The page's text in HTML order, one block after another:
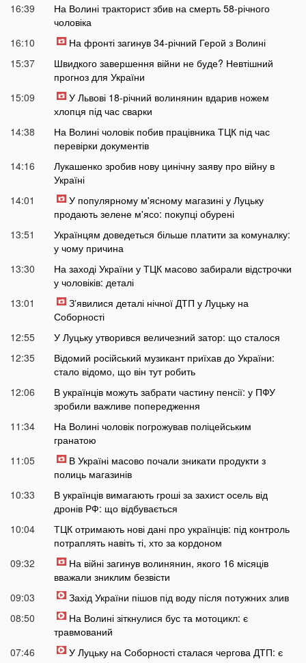
16:39
На Волині тракторист збив на смерть 58-річного
чоловіка
16:10
На фронті загинув 34-річний Герой з Волині
15:37
Швидкого завершення війни не буде? Невтішний
прогноз для України
15:09
У Львові 18-річний волинянин вдарив ножем
хлопця під час сварки
14:38
На Волині чоловік побив працівника ТЦК під час
перевірки документів
14:16
Лукашенко зробив нову цинічну заяву про війну в
Україні
14:01
У популярному м'ясному магазині у Луцьку
продають зелене м'ясо: покупці обурені
13:51
Українцям доведеться більше платити за комуналку:
у чому причина
13:30
На заході України у ТЦК масово забирали відстрочки
у чоловіків: деталі
13:01
Зʼявилися деталі нічної ДТП у Луцьку на
Соборності
12:55
У Луцьку утворився величезний затор: що сталося
12:35
Відомий російський музикант приїхав до України:
стало відомо, що він тут робить
12:06
В українців можуть забрати частину пенсії: у ПФУ
зробили важливе попередження
11:34
На Волині чоловік погрожував поліцейським
гранатою
11:05
В Україні масово почали зникати продукти з
полиць магазинів
10:33
В українців вимагають гроші за захист осель від
дронів РФ: що відбувається
10:04
ТЦК отримають нові дані про українців: під контроль
потраплять навіть ті, хто за кордоном
09:32
На війні загинув волинянин, якого 16 місяців
вважали зниклим безвісти
09:03
Захід України пішов під воду після потужних злив
08:50
На Волині зіткнулися бус та мотоцикл: є
травмований
07:46
У Луцьку на Соборності сталася чергова ДТП: є